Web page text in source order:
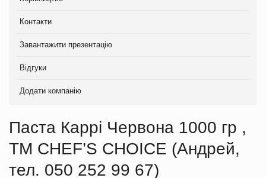
Контакти
Завантажити презентацію
Відгуки
Додати компанію
Паста Каррі Червона 1000 гр ,
TM CHEF’S CHOICE (Андрей,
тел. 050 252 99 67)